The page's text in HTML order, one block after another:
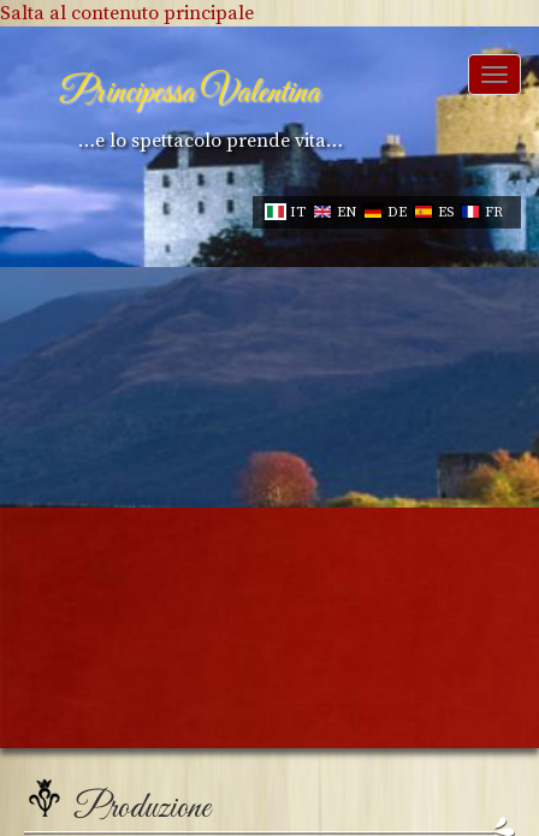
Salta al contenuto principale
Principessa Valentina
…e lo spettacolo prende vita…
IT EN DE ES FR
Produzione